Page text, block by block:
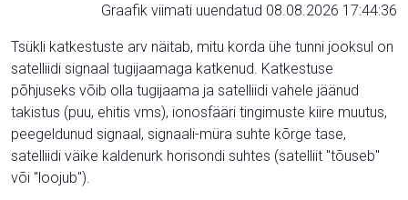
Graafik viimati uuendatud 08.08.2026 17:44:36
Tsükli katkestuste arv näitab, mitu korda ühe tunni jooksul on
satelliidi signaal tugijaamaga katkenud. Katkestuse
põhjuseks võib olla tugijaama ja satelliidi vahele jäänud
takistus (puu, ehitis vms), ionosfääri tingimuste kiire muutus,
peegeldunud signaal, signaali-müra suhte kõrge tase,
satelliidi väike kaldenurk horisondi suhtes (satelliit "tõuseb"
või "loojub").